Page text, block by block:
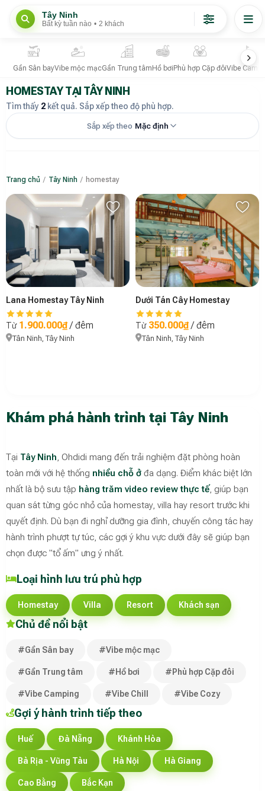
Tây Ninh
Bất kỳ tuần nào • 2 khách
Gần Sân bayVibe mộc mạcGần Trung tâm Hồ bơi Phù hợp Cặp đôiVibe
HOMESTAY TẠI TÂY NINH
Tìm thấy 2 kết quả. Sắp xếp theo độ phù hợp.
Sắp xếp theo Mặc định
Trang chủ / Tây Ninh / homestay
Lana Homestay Tây Ninh
Từ 1.900.000₫/ đêm
Tân Ninh, Tây Ninh
Dưới Tán Cây Homestay
Từ 350.000₫/ đêm
Tân Ninh, Tây Ninh
Khám phá hành trình tại Tây Ninh
Tại Tây Ninh, Ohdidi mang đến trải nghiệm đặt phòng hoàn
toàn mới với hệ thống nhiều chỗ ở đa dạng. Điểm khác biệt lớn
nhất là bộ sưu tập hàng trăm video review thực tế, giúp bạn
quan sát từng góc nhỏ của homestay, villa hay resort trước khi
quyết định. Dù bạn đi nghỉ dưỡng gia đình, chuyến công tác hay
hành trình phượt tự túc, các gợi ý khu vực dưới đây sẽ giúp bạn
chọn được "tổ ấm" ưng ý nhất.
Loại hình lưu trú phù hợp
Homestay Villa Resort Khách sạn
Chủ đề nổi bật
#Gần Sân bay #Vibe mộc mạc
#Gần Trung tâm #Hồ bơi #Phù hợp Cặp đôi
#Vibe Camping #Vibe Chill #Vibe Cozy
Gợi ý hành trình tiếp theo
Huế Đà Nẵng Khánh Hòa
Bà Rịa - Vũng Tàu Hà Nội Hà Giang
Cao Bằng Bắc Kạn